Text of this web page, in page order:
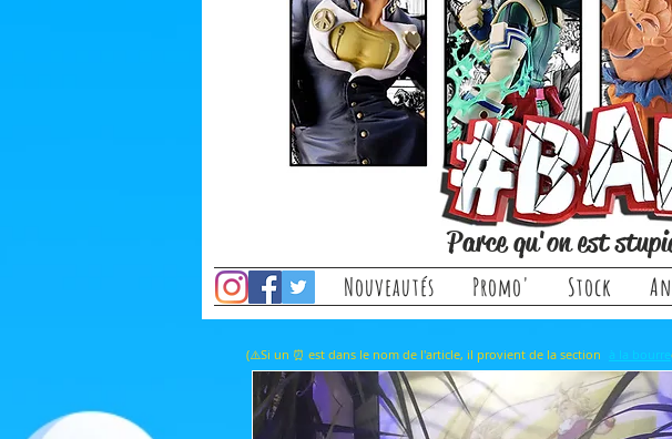
Parce qu'on est
Nouveautés Promo' Stock
(⚠️Si un ⏰ est dans le nom de l'article, il provient de
à la bourre